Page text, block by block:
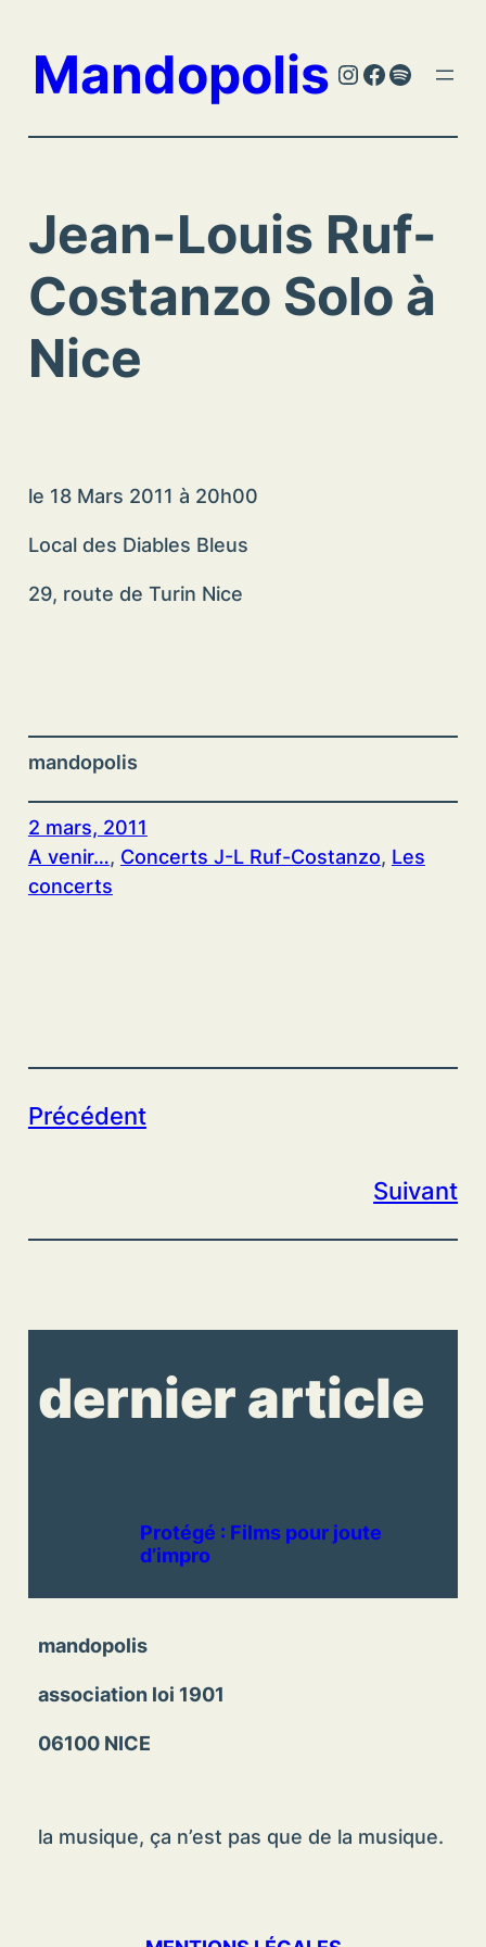
contenu
Mandopolis Instagram
Facebook
Spotify
Jean-Louis Ruf-
Costanzo Solo à
Nice
le 18 Mars 2011 à 20h00
Local des Diables Bleus
29, route de Turin Nice
mandopolis
2 mars, 2011
A venir…, Concerts J-L Ruf-Costanzo, Les
concerts
Précédent
Suivant
dernier article
Protégé : Films pour joute
d’impro
mandopolis
association loi 1901
06100 NICE
la musique, ça n’est pas que de la musique.